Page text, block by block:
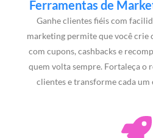
Ferramentas de
Ganhe clientes fiéis com
marketing permite que você crie
com cupons, cashbacks e
quem volta sempre. Fortaleça o
clientes e transforme cada um